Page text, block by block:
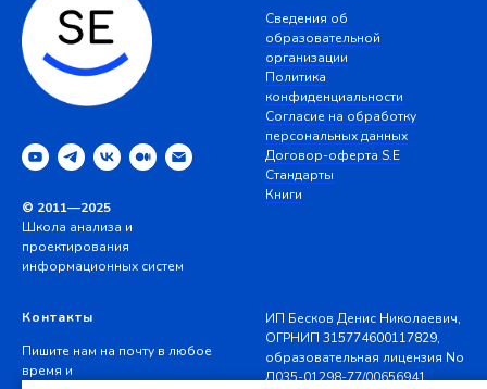
© 2011—2025
Школа анализа и
проектирования
информационных систем
Сведения об
образовательной
организации
Политика
конфиденциальности
Согласие на обработку
персональных данных
Договор-оферта S.E
Стандарты
Книги
Контакты
Пишите нам на почту в любое
время и
ИП Бесков Денис Николаевич,
ОГРНИП 315774600117829,
образовательная лицензия No
Л035-01298-77/00656941